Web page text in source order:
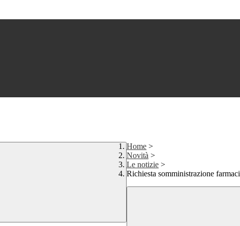
Home >
Novità >
Le notizie >
Richiesta somministrazione farmaci